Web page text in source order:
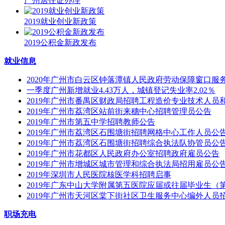
2019就业创业新政策
2019公积金新政发布
就业信息
2020年广州市白云区钟落潭镇人民政府劳动保障窗口服
一季度广州新增就业4.43万人，城镇登记失业率2.02％
2019年广州市番禺区财政局招聘工程造价专业技术人员
2019年广州市荔湾区站前街来穗中心招聘管理员公告
2019年广州市第五中学招聘教师公告
2019年广州市荔湾区石围塘街招聘网格中心工作人员公
2019年广州市荔湾区石围塘街招聘综合执法队协管员公
2019年广州市花都区人民政府办公室招聘政府雇员公告
2019年广州市增城区城市管理和综合执法局招用雇员公
2019年深圳市人民医院核医学科招聘启事
2019年广东中山大学附属第五医院应届或往届毕业生（
2019年广州市天河区棠下街社区卫生服务中心编外人员
职场充电